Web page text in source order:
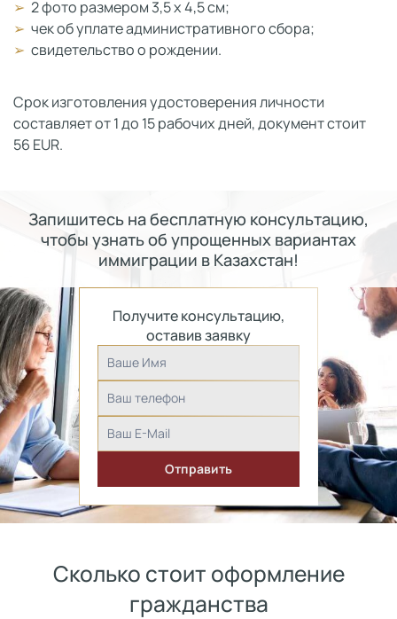
2 фото размером 3,5 х 4,5 см;
чек об уплате административного сбора;
свидетельство о рождении.
Срок изготовления удостоверения личности
составляет от 1 до 15 рабочих дней, документ стоит
56 EUR.
Запишитесь на бесплатную консультацию,
чтобы узнать об упрощенных вариантах
иммиграции в Казахстан!
Получите консультацию,
оставив заявку
Сколько стоит оформление
гражданства